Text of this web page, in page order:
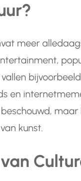
meer
en
maar
kunst.